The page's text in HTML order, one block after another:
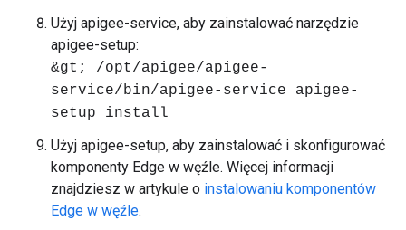
Użyj apigee-service, aby zainstalować narzędzie
apigee-setup:
&gt; /opt/apigee/apigee-
service/bin/apigee-service apigee-
setup install
Użyj apigee-setup, aby zainstalować i skonfigurować
komponenty Edge w węźle. Więcej informacji
znajdziesz w artykule o instalowaniu komponentów
Edge w węźle.